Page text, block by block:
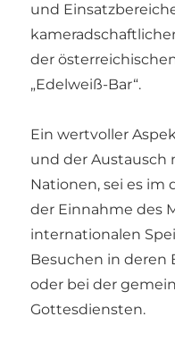
und
der
„Edelweiß-Bar“.
Ein wertvoller
und der Austausch
Nationen, sei es im
der Einnahme des
internationalen
Besuchen in
oder bei der
Gottesdiensten.